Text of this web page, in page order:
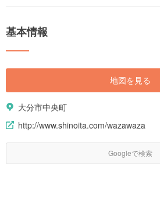
基本情報
地図を見る
大分市中央町
http://www.shinoita.com/wazawaza
Googleで検索